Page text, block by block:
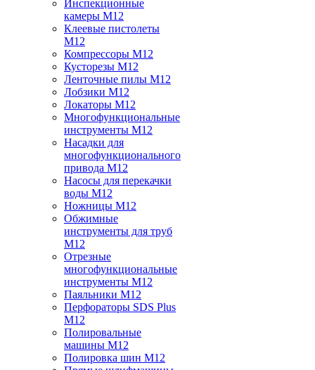
Инспекционные
камеры M12
Клеевые пистолеты
M12
Компрессоры M12
Кусторезы M12
Ленточные пилы M12
Лобзики M12
Локаторы M12
Многофункциональные
инструменты M12
Насадки для
многофункционального
привода M12
Насосы для перекачки
воды M12
Ножницы M12
Обжимные
инструменты для труб
M12
Отрезные
многофункциональные
инструменты M12
Паяльники M12
Перфораторы SDS Plus
M12
Полировальные
машины M12
Полировка шин M12